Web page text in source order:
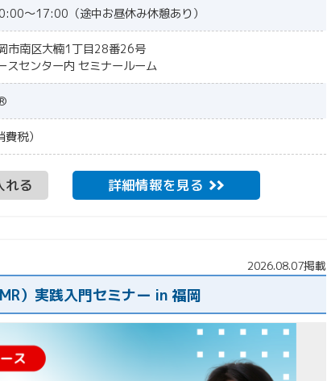
～17:00（途中お昼休み休憩あり）
南区大楠1丁目28番26号
スセンター内 セミナールーム
税）
れる 詳細情報を見る
2026.08.07掲載
）実践入門セミナー in 福岡